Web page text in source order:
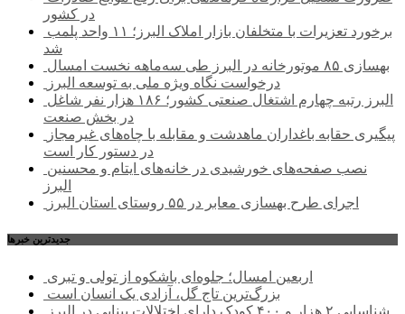
در کشور
شد
بهسازی ۸۵ موتورخانه در البرز طی سه‌ماهه نخست امسال
درخواست نگاه ویژه ملی به توسعه البرز
در بخش صنعت
در دستور کار است
البرز
اجرای طرح بهسازی معابر در ۵۵ روستای استان البرز
جديدترين خبرها
اربعین امسال؛ جلوه‌ای باشکوه از تولی و تبری
بزرگ‌ترین تاج گل، آزادی یک انسان است
شناسایی ۲ هزار و ۴۰۰ کودک دارای اختلالات بینایی در البرز